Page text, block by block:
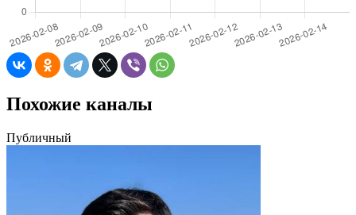
Похожие каналы
Публичный